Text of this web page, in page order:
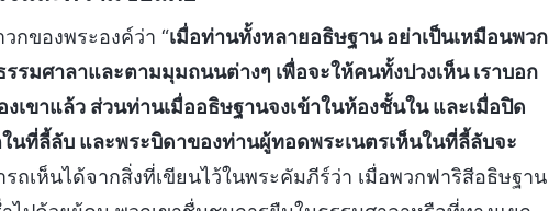
กของพระองค์ว่า “เมื่อท่านทั้งหลายอธิษฐาน อย่าเป็นเหมือนพวก
รมศาลาและตามมุมถนนต่างๆ เพื่อจะให้คนทั้งปวงเห็น เราบอก
เขาแล้ว ส่วนท่านเมื่ออธิษฐานจงเข้าในห้องชั้นใน และเมื่อปิด
ที่ลี้ลับ และพระบิดาของท่านผู้ทอดพระเนตรเห็นในที่ลี้ลับจะ
รถเห็นได้จากสิ่งที่เขียนไว้ในพระคัมภีร์ว่า เมื่อพวกฟาริสีอธิษฐาน